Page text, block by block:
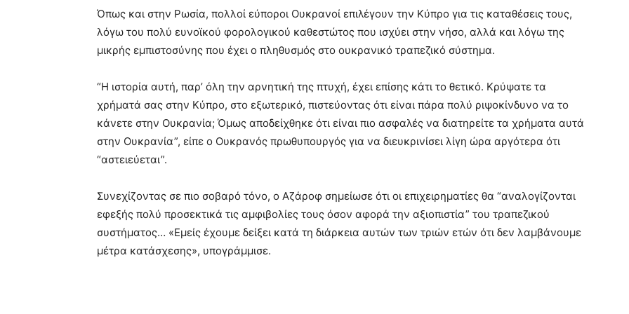
Όπως και στην Ρωσία, πολλοί εύποροι Ουκρανοί επιλέγουν την Κύπρο για τις καταθέσεις τους,
λόγω του πολύ ευνοϊκού φορολογικού καθεστώτος που ισχύει στην νήσο, αλλά και λόγω της
μικρής εμπιστοσύνης που έχει ο πληθυσμός στο ουκρανικό τραπεζικό σύστημα.
“Η ιστορία αυτή, παρ’ όλη την αρνητική της πτυχή, έχει επίσης κάτι το θετικό. Κρύψατε τα
χρήματά σας στην Κύπρο, στο εξωτερικό, πιστεύοντας ότι είναι πάρα πολύ ριψοκίνδυνο να το
κάνετε στην Ουκρανία; Όμως αποδείχθηκε ότι είναι πιο ασφαλές να διατηρείτε τα χρήματα αυτά
στην Ουκρανία”, είπε ο Ουκρανός πρωθυπουργός για να διευκρινίσει λίγη ώρα αργότερα ότι
“αστειεύεται”.
Συνεχίζοντας σε πιο σοβαρό τόνο, ο Αζάροφ σημείωσε ότι οι επιχειρηματίες θα “αναλογίζονται
εφεξής πολύ προσεκτικά τις αμφιβολίες τους όσον αφορά την αξιοπιστία” του τραπεζικού
συστήματος… «Εμείς έχουμε δείξει κατά τη διάρκεια αυτών των τριών ετών ότι δεν λαμβάνουμε
μέτρα κατάσχεσης», υπογράμμισε.